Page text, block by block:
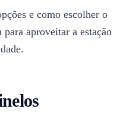
e como escolher o
aproveitar a estação